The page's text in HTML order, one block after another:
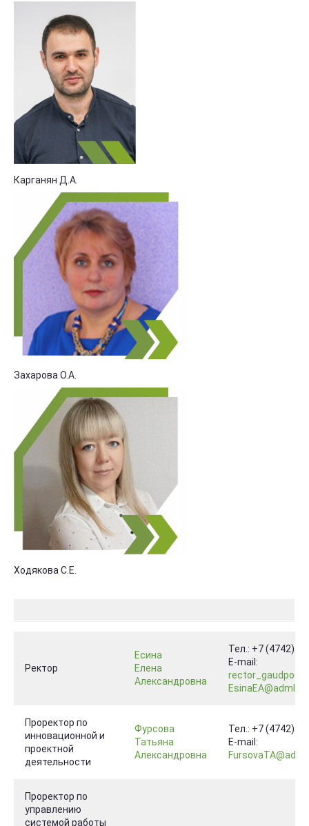
Карганян Д.А.
Захарова О.А.
Ходякова С.Е.
Ректор
Есина
Елена
Александровна
Тел.: +7 (4742)
E-mail:
Проректор по
инновационной и
проектной
деятельности
Фурсова
Татьяна
Александровна
Тел.: +7 (4742)
E-mail:
Проректор по
управлению
системой работы